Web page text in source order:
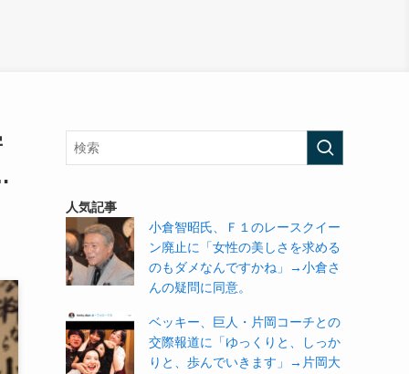
人気記事
小倉智昭氏、Ｆ１のレースクイー
ン廃止に「女性の美しさを求める
のもダメなんですかね」→小倉さ
んの疑問に同意。
ベッキー、巨人・片岡コーチとの
交際報道に「ゆっくりと、しっか
りと、歩んでいきます」→片岡大